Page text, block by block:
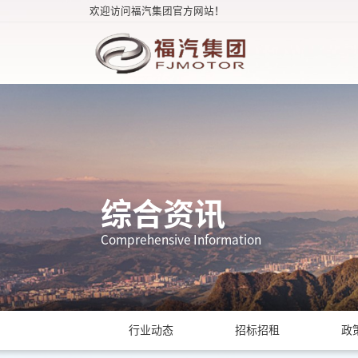
欢迎访问福汽集团官方网站！
综合资讯
Comprehensive Information
行业动态 招标招租 政